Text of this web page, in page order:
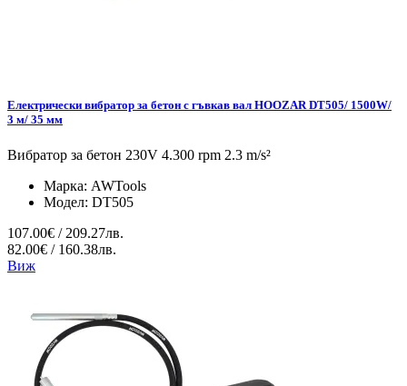
Електрически вибратор за бетон с гъвкав вал HOOZAR DT505/ 1500W/
3 м/ 35 мм
Вибратор за бетон 230V 4.300 rpm 2.3 m/s²
Марка: AWTools
Модел: DT505
107.00€ / 209.27лв.
82.00€ / 160.38лв.
Виж